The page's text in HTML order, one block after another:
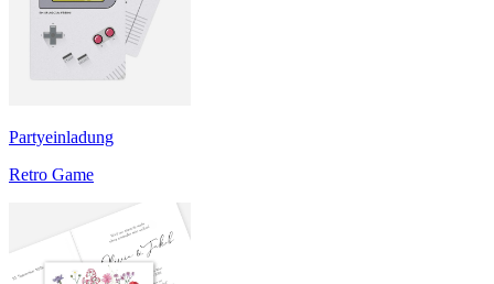
Partyeinladung
Retro Game